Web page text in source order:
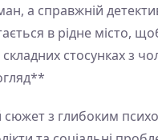
а справжній
в рідне місто,
стосунках з
з глибоким